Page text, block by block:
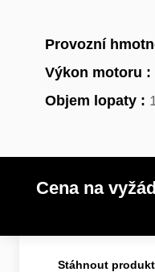
Provozní
Výkon motoru :
Objem lopaty :
Cena na
Stáhnout